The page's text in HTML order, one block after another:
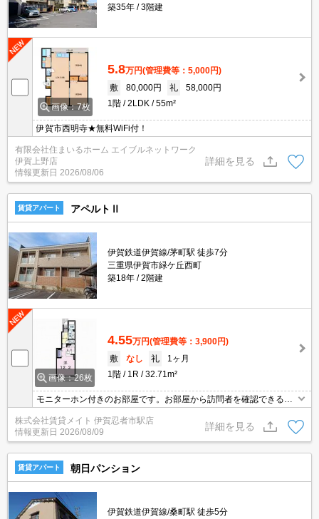
築35年
3階建
画像：7枚
5.8万円(管理費等：5,000円)
敷
80,000円 礼
58,000円
1階
2LDK 55m²
伊賀市西明寺★無料WiFi付！
有限会社住まいるホーム エイブルネットワーク
伊賀上野店
情報更新日 2026/08/06
詳細を見る
賃貸アパート アペルトⅡ
伊賀鉄道伊賀線/茅町駅 徒歩7分
三重県伊賀市緑ケ丘西町
築18年
2階建
画像：26枚
4.55万円(管理費等：3,900円)
敷
なし 礼
1ヶ月
1階
1R 32.71m²
モニターホン付きのお部屋です。お部屋から訪問者を確認できるの
でセキュリティ面はもちろん知らない人やセールスに対応する必要
もありません。
株式会社賃貸メイト 伊賀忍者市駅店
情報更新日 2026/08/09
詳細を見る
賃貸アパート 朝日パンション
伊賀鉄道伊賀線/桑町駅 徒歩5分